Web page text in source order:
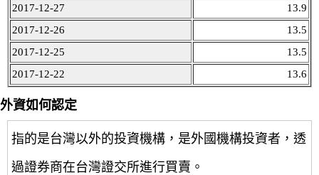
2017-12-27
13.9
2017-12-26
13.5
2017-12-25
13.5
2017-12-22
13.6
外資如何認定
指的是台灣以外的投資機構，是外國機構投資者，透
過證券商在台灣證交所進行買賣。